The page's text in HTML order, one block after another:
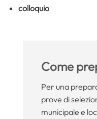
colloquio
Come
Per una
prove di
municipale e